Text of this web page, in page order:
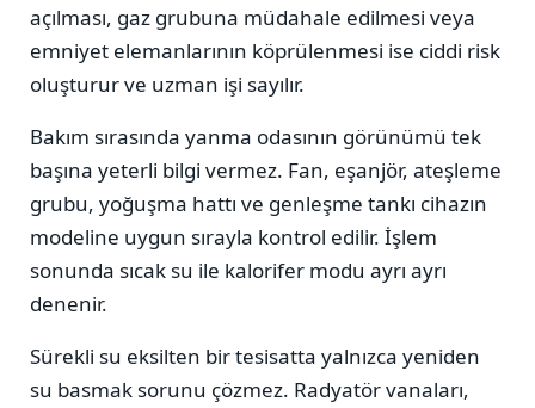
açılması, gaz grubuna müdahale edilmesi veya
emniyet elemanlarının köprülenmesi ise ciddi risk
oluşturur ve uzman işi sayılır.
Bakım sırasında yanma odasının görünümü tek
başına yeterli bilgi vermez. Fan, eşanjör, ateşleme
grubu, yoğuşma hattı ve genleşme tankı cihazın
modeline uygun sırayla kontrol edilir. İşlem
sonunda sıcak su ile kalorifer modu ayrı ayrı
denenir.
Sürekli su eksilten bir tesisatta yalnızca yeniden
su basmak sorunu çözmez. Radyatör vanaları,